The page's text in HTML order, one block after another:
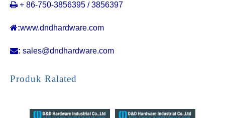
 + 86-750-3856395 / 3856397
:www.dndhardware.com
: sales@dndhardware.com
Produk Ralated